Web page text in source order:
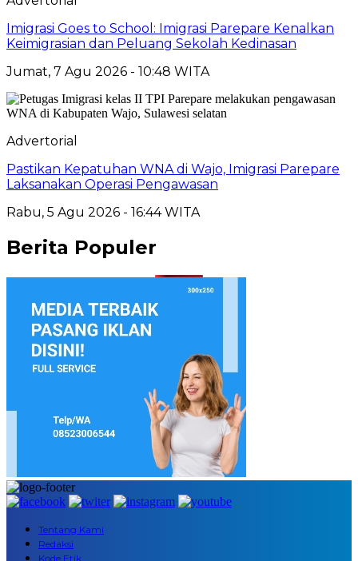
Imigrasi Goes to School: Imigrasi Parepare Kenalkan
Keimigrasian dan Peluang Sekolah Kedinasan
Jumat, 7 Agu 2026 - 10:48 WITA
Advertorial
Pastikan Kepatuhan WNA di Wajo, Imigrasi Parepare
Laksanakan Operasi Pengawasan
Rabu, 5 Agu 2026 - 16:44 WITA
Berita Populer
Tentang Kami
Redaksi
Kode Etik